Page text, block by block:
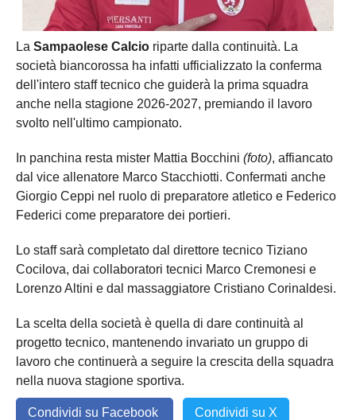
La Sampaolese Calcio riparte dalla continuità. La
società biancorossa ha infatti ufficializzato la conferma
dell'intero staff tecnico che guiderà la prima squadra
anche nella stagione 2026-2027, premiando il lavoro
svolto nell'ultimo campionato.
In panchina resta mister Mattia Bocchini (foto), affiancato
dal vice allenatore Marco Stacchiotti. Confermati anche
Giorgio Ceppi nel ruolo di preparatore atletico e Federico
Federici come preparatore dei portieri.
Lo staff sarà completato dal direttore tecnico Tiziano
Cocilova, dai collaboratori tecnici Marco Cremonesi e
Lorenzo Altini e dal massaggiatore Cristiano Corinaldesi.
La scelta della società è quella di dare continuità al
progetto tecnico, mantenendo invariato un gruppo di
lavoro che continuerà a seguire la crescita della squadra
nella nuova stagione sportiva.
Condividi su Facebook Condividi su X